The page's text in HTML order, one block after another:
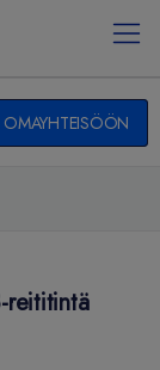
OMAYHTEISÖÖN
reititintä